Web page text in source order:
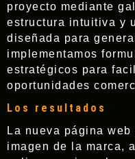
proyecto mediante
estructura intuitiva y
diseñada para
implementamos
estratégicos para
oportunidades
Los resultados
La nueva página
imagen de la marca,